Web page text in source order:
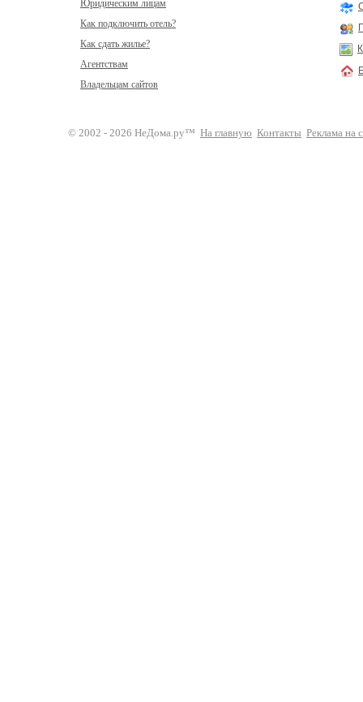
Юридическим лицам
Как подключить отель?
Как сдать жилье?
Агентствам
Владельцам сайтов
© 2002 - 2026 НеДома.ру™ На главную Контакты Реклама на